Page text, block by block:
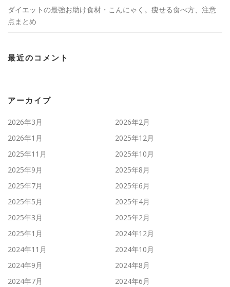
ダイエットの最強お助け食材・こんにゃく。痩せる食べ方、注意
点まとめ
最近のコメント
アーカイブ
2026年3月
2026年2月
2026年1月
2025年12月
2025年11月
2025年10月
2025年9月
2025年8月
2025年7月
2025年6月
2025年5月
2025年4月
2025年3月
2025年2月
2025年1月
2024年12月
2024年11月
2024年10月
2024年9月
2024年8月
2024年7月
2024年6月